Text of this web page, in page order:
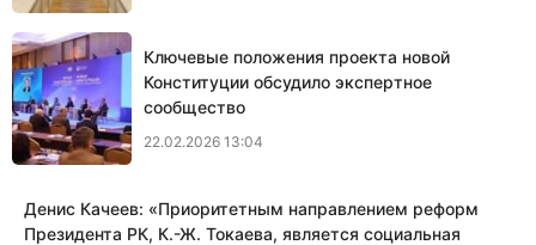
Ключевые положения проекта новой
Конституции обсудило экспертное
сообщество
22.02.2026 13:04
Денис Качеев: «​Приоритетным направлением реформ
Президента РК, К.-Ж. Токаева, является социальная